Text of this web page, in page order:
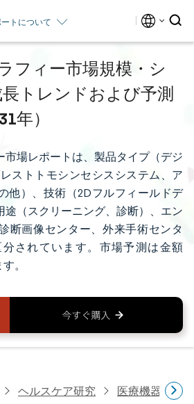
ートについて
フィー市場規模・シ
トレンドおよび予測
年）
市場レポートは、製品タイプ（デジ
ストトモシンセシスシステム、ア
他）、技術（2Dフルフィールドデ
途（スクリーニング、診断）、エン
断画像センター、外来手術センタ
されています。市場予測は金額
。
ヘルスケア研究 医療機器研究